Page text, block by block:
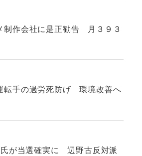
制作会社に是正勧告 月３９３
転手の過労死防げ 環境改善へ
が当選確実に 辺野古反対派